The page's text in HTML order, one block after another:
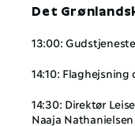
Det
13:00:
14:10:
14:30: Direktør
Naaja